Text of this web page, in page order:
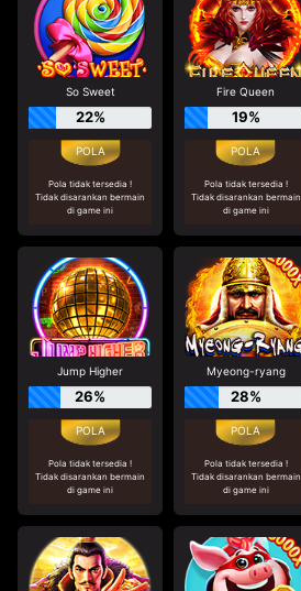
So Sweet
22%
Pola tidak tersedia !
Tidak disarankan bermain
di game ini
Fire Queen
19%
Pola tidak tersedia !
Tidak disarankan bermain
di game ini
Jump Higher
26%
Pola tidak tersedia !
Tidak disarankan bermain
di game ini
Myeong-ryang
28%
Pola tidak tersedia !
Tidak disarankan bermain
di game ini